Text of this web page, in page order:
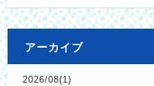
アーカイブ
2026/08(1)